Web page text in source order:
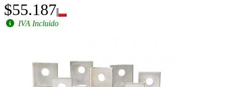
$55.187
IVA Incluido